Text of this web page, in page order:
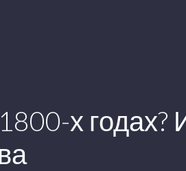
х годах?